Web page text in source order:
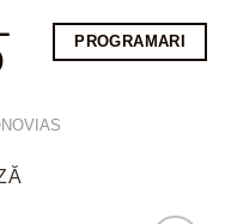
PROGRAMARI